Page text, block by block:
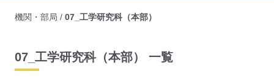
機関・部局 / 07_工学研究科（本部）
07_工学研究科（本部） 一覧